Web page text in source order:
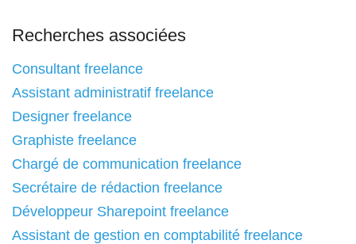
Recherches associées
Consultant freelance
Assistant administratif freelance
Designer freelance
Graphiste freelance
Chargé de communication freelance
Secrétaire de rédaction freelance
Développeur Sharepoint freelance
Assistant de gestion en comptabilité freelance